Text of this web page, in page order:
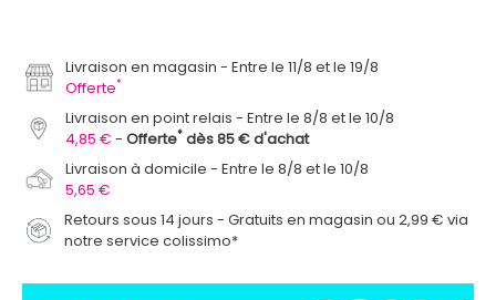
Livraison en magasin
Entre le 11/8 et le 19/8
Offerte*
Livraison en point relais
Entre le 8/8 et le 10/8
4,85 €
Offerte* dès 85 € d'achat
Livraison à domicile
Entre le 8/8 et le 10/8
5,65 €
Retours sous 14 jours - Gratuits en magasin ou 2,99 € via
notre service colissimo*